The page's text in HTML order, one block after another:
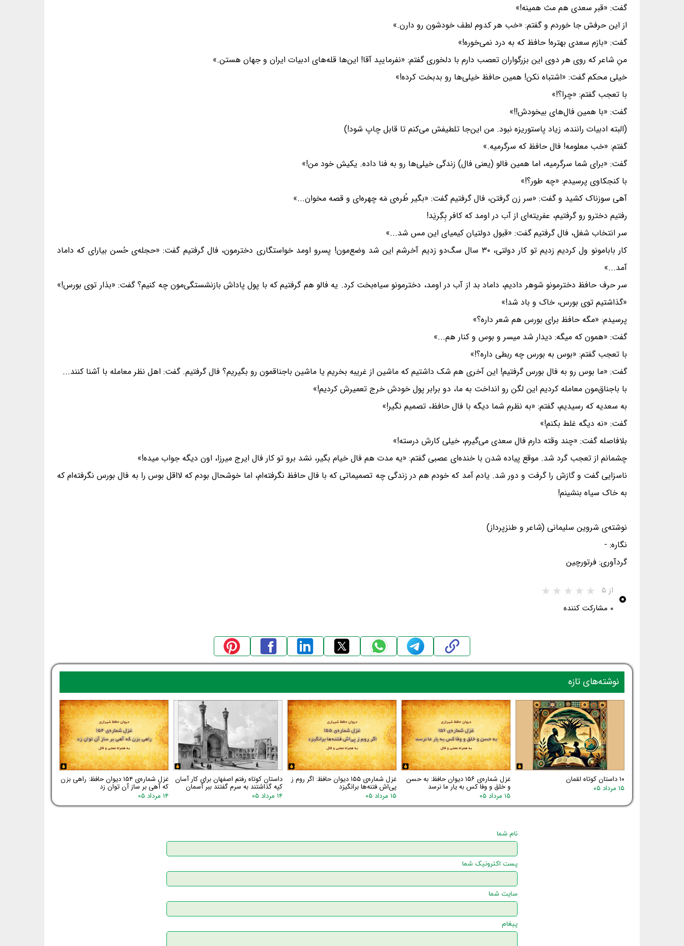
گفت: «قبر سعدی هم مث همینه!»
از این حرفش جا خوردم و گفتم: «خب هر کدوم لطف خودشون رو دارن.»
گفت: «بازم سعدی بهتره! حافظ که به درد نمی‌خوره!»
منِ شاعر که روی هر دوی این بزرگواران تعصب دارم با دلخوری گفتم: «نفرمایید آقا! این‌ها قله‌های ادبیات ایران و جهان هستن.»
خیلی محکم گفت: «اشتباه نکن! همین حافظ خیلی‌ها رو بدبخت کرده!»
با تعجب گفتم: «چرا؟!»
گفت: «با همین فال‌های بیخودش!!»
(البته ادبیات راننده، زیاد پاستوریزه نبود. من این‌جا تلطیفش می‌کنم تا قابل چاپ شود!)
گفتم: «خب معلومه! فال حافظ که سرگرمیه.»
گفت: «برای شما سرگرمیه، اما همین فالو (یعنی فال) زندگی خیلی‌ها رو به فنا داده. یکیش خود من!»
با کنجکاوی پرسیدم: «چه‌ طور؟!»
آهی سوزناک کشید و گفت: «سر زن گرفتن، فال گرفتیم گفت: «بگیر طُره‌ی مَه‌ چهره‌ای و قصه مخوان...»
رفتیم دخترو رو گرفتیم، عفریته‌ای از آب در اومد که کافر بِگِریَد!
سر انتخاب شغل، فال گرفتیم گفت: «قبول دولتیان کیمیای این مس شد...»
کار بابامونو ول کردیم زدیم تو کار دولتی، ۳۰ سال سگ‌دو زدیم آخرشم این شد وضع‌مون! پسرو اومد خواستگاری دخترمون، فال گرفتیم گفت: «حجله‌ی حُسن بیارای که داماد
آمد...»
سر حرف حافظ دخترمونو شوهر دادیم، داماد بد از آب در اومد، دخترمونو سیاه‌بخت کرد. یه فالو هم گرفتیم که با پول پاداش بازنشستگی‌مون چه کنیم؟ گفت: «بذار توی بورس!»
«گذاشتیم توی بورس، خاک و باد شد!»
پرسیدم: «مگه حافظ برای بورس هم شعر داره؟»
گفت: «همون که میگه: دیدار شد میسر و بوس و کنار هم...»
با تعجب گفتم: «بوس به بورس چه ربطی داره؟!»
گفت: «ما بوس رو به فال بورس گرفتیم! این آخری هم شک داشتیم که ماشین از غریبه بخریم یا ماشین باجناقمون رو بگیریم؟ فال گرفتیم. گفت: اهل نظر معامله با آشنا کنند...
با باجناق‌مون معامله کردیم این لگن رو انداخت به ما، دو برابر پول خودش خرج تعمیرش کردیم!»
به سعدیه که رسیدیم، گفتم: «به نظرم شما دیگه با فال حافظ، تصمیم نگیر!»
گفت: «نه دیگه غلط بکنم!»
بلافاصله گفت: «چند وقته دارم فال سعدی می‌گیرم، خیلی کارش درسته!»
چشمانم از تعجب گرد شد. موقع پیاده شدن با خنده‌ای عصبی گفتم: «یه مدت هم فال خیام بگیر، نشد برو تو کار فال ایرج میرزا، اون دیگه جواب میده!»
ناسزایی گفت و گازش را گرفت و دور شد. یادم آمد که خودم هم در زندگی چه تصمیماتی که با فال حافظ نگرفته‌ام، اما خوشحال بودم که لااقل بوس را به فال بورس نگرفته‌ام که
به خاک سیاه بنشینم!
نوشته‌ی شروین سلیمانی (شاعر و طنزپرداز)
نگاره: -
گردآوری: فرتورچین
۰ از ۵
۰ مشارکت کننده
۱۰ داستان کوتاه لقمان
۱۵ مرداد ۰۵
غزل شماره‌ی ۱۵۶ دیوان حافظ: به حسن
و خلق و وفا کس به یار ما نرسد
۱۵ مرداد ۰۵
غزل شماره‌ی ۱۵۵ دیوان حافظ: اگر روم ز
پی‌اش فتنه‌ها برانگیزد
۱۵ مرداد ۰۵
داستان کوتاه رفتم اصفهان برای کار آسان
کپه گذاشتند به سرم گفتند ببر آسمان
۱۴ مرداد ۰۵
غزل شماره‌ی ۱۵۴ دیوان حافظ: راهی بزن
که آهی بر ساز آن توان زد
۱۴ مرداد ۰۵
نوشته‌های تازه
نام شما
پست اکترونیک شما
سایت شما
پیغام